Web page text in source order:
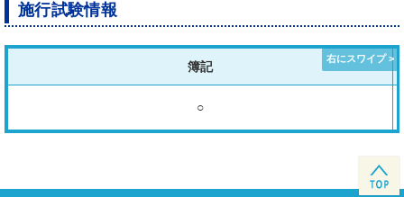
施行試験情報
簿記
○